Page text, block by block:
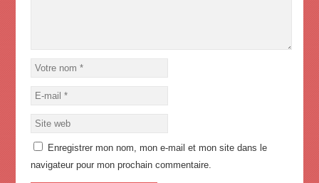
Enregistrer mon nom, mon e-mail et mon site dans le
navigateur pour mon prochain commentaire.